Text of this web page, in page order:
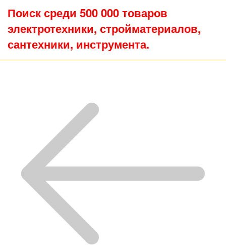
Поиск среди 500 000 товаров
электротехники, стройматериалов,
сантехники, инструмента.